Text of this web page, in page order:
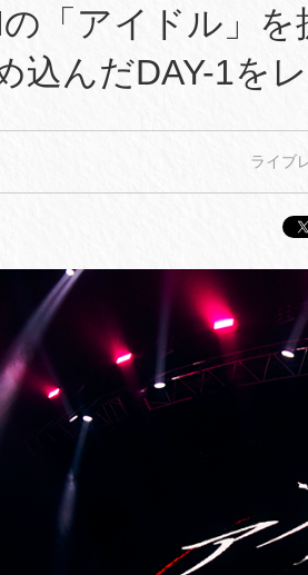
「アイドル」
込んだDAY-1を
ライブ